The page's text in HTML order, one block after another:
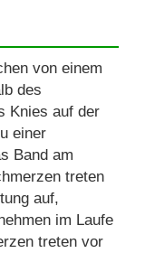
von einem
des
Knies auf der
einer
Band am
treten
auf,
im Laufe
treten vor